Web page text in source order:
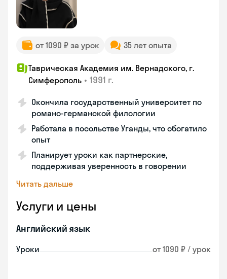
от 1090 ₽ за урок 35 лет опыта
Таврическая Академия им. Вернадского, г.
Симферополь • 1991 г.
Окончила государственный университет по
романо-германской филологии
Работала в посольстве Уганды, что обогатило
опыт
Планирует уроки как партнерские,
поддерживая уверенность в говорении
Читать дальше
Услуги и цены
Английский язык
Уроки от 1090 ₽ / урок